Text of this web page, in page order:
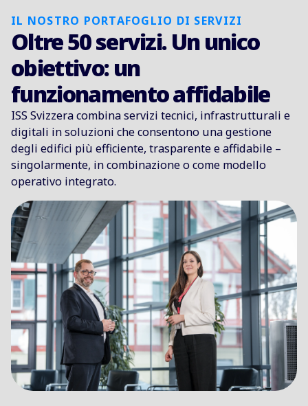
IL NOSTRO PORTAFOGLIO DI SERVIZI
Oltre 50 servizi. Un unico
obiettivo: un
funzionamento affidabile
ISS Svizzera combina servizi tecnici, infrastrutturali e
digitali in soluzioni che consentono una gestione
degli edifici più efficiente, trasparente e affidabile –
singolarmente, in combinazione o come modello
operativo integrato.